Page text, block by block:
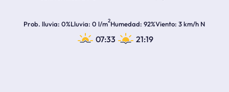
Prob. lluvia 0%Lluvia 0 l/m2Humedad 92%Viento 3 km/h N
07:33 21:19